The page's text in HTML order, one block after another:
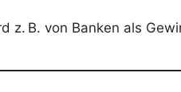
z. B. von Banken als